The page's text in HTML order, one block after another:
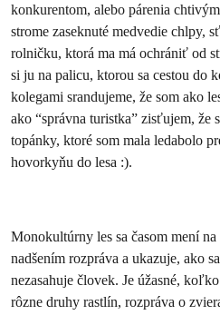
konkurentom, alebo párenia
strome zaseknuté medvedie chlpy,
rolničku, ktorá ma má ochrániť od
si ju na palicu, ktorou sa cestou do
kolegami srandujeme, že som ako
ako “správna turistka” zisťujem, že
topánky, ktoré som mala ledabolo
hovorkyňu do lesa :).
Monokultúrny les sa časom mení
nadšením rozpráva a ukazuje, ako
nezasahuje človek. Je úžasné,
rôzne druhy rastlín, rozpráva o